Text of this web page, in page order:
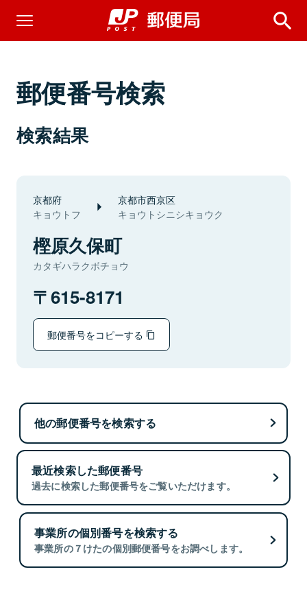
郵便番号検索
検索結果
京都府
キョウトフ
京都市西京区
キョウトシニシキョウク
樫原久保町
カタギハラクボチョウ
615-8171
郵便番号をコピーする
他の郵便番号を検索する
最近検索した郵便番号
過去に検索した郵便番号をご覧いただけます。
事業所の個別番号を検索する
事業所の７けたの個別郵便番号をお調べします。